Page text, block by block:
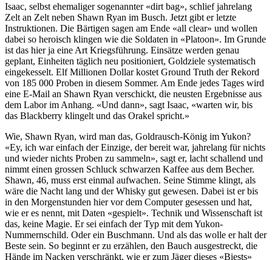
Isaac, selbst ehemaliger sogenannter «dirt bag», schlief jahrelang
Zelt an Zelt neben Shawn Ryan im Busch. Jetzt gibt er letzte
Instruktionen. Die Bärtigen sagen am Ende «all clear» und wollen
dabei so heroisch klingen wie die Soldaten in «Platoon». Im Grunde
ist das hier ja eine Art Kriegsführung. Einsätze werden genau
geplant, Einheiten täglich neu positioniert, Goldziele systematisch
eingekesselt. Elf Millionen Dollar kostet Ground Truth der Rekord
von 185 000 Proben in diesem Sommer. Am Ende jedes Tages wird
eine E-Mail an Shawn Ryan verschickt, die neusten Ergebnisse aus
dem Labor im Anhang. «Und dann», sagt Isaac, «warten wir, bis
das Blackberry klingelt und das Orakel spricht.»
Wie, Shawn Ryan, wird man das, Goldrausch-König im Yukon?
«Ey, ich war einfach der Einzige, der bereit war, jahrelang für nichts
und wieder nichts Proben zu sammeln», sagt er, lacht schallend und
nimmt einen grossen Schluck schwarzen Kaffee aus dem Becher.
Shawn, 46, muss erst einmal aufwachen. Seine Stimme klingt, als
wäre die Nacht lang und der Whisky gut gewesen. Dabei ist er bis
in den Morgenstunden hier vor dem Computer gesessen und hat,
wie er es nennt, mit Daten «gespielt». Technik und Wissenschaft ist
das, keine Magie. Er sei einfach der Typ mit dem Yukon-
Nummernschild. Oder ein Buschmann. Und als das wolle er halt der
Beste sein. So beginnt er zu erzählen, den Bauch ausgestreckt, die
Hände im Nacken verschränkt, wie er zum Jäger dieses «Biests»